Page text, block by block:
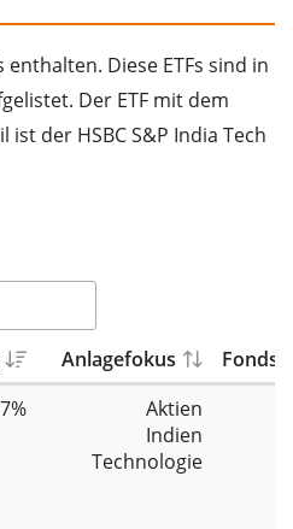
enthalten. Diese ETFs sind in
Der ETF mit dem
der HSBC S&P India Tech
Anlagefokus
Aktien
Indien
Technologie